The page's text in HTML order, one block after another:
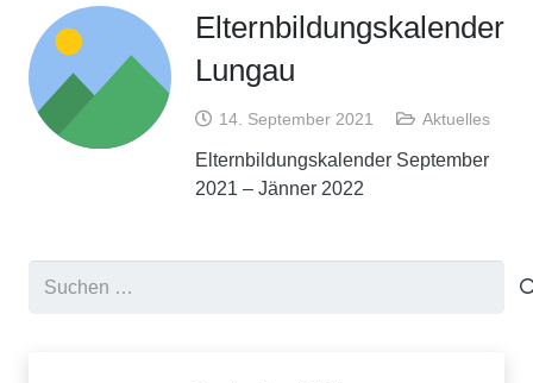
Elternbildungskalender
Lungau
14. September 2021 Aktuelles
Elternbildungskalender September
2021 – Jänner 2022